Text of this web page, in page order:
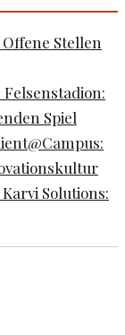
Stellen
Spiel
Solutions: